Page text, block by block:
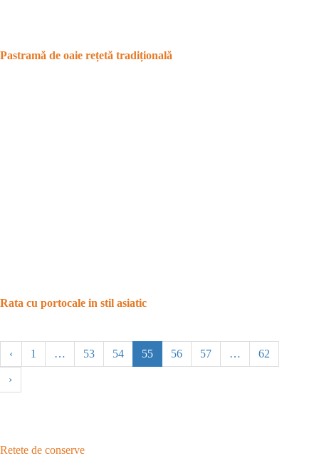
Pastramă de oaie rețetă tradițională
Rata cu portocale in stil asiatic
‹ 1 … 53 54 55 56 57 … 62
›
Retete de conserve